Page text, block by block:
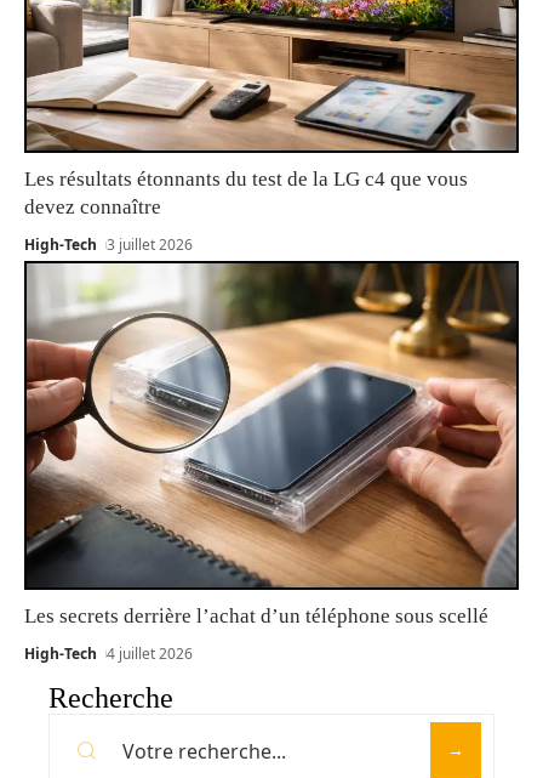
Les résultats étonnants du test de la LG c4 que vous
devez connaître
High-Tech 3 juillet 2026
Les secrets derrière l’achat d’un téléphone sous scellé
High-Tech 4 juillet 2026
Recherche